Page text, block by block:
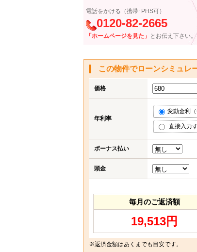
電話をかける（携帯･PHS可）
0120-82-2665
「ホームページを見た」 とお伝え下さい。
この物件でローンシミュレ
価格
年利率
変動金利
直接入力
ボーナス払い
頭金
毎月のご返済額
19,513円
※返済金額はあくまでも目安です。